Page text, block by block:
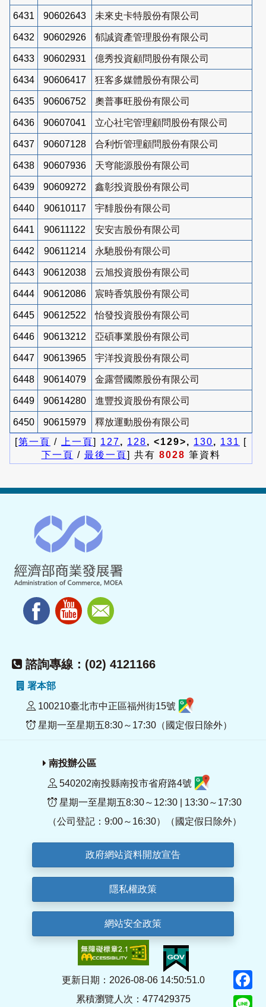
6431 90602643 未來史卡特股份有限公司
6432 90602926 郁誠資產管理股份有限公司
6433 90602931 億秀投資顧問股份有限公司
6434 90606417 狂客多媒體股份有限公司
6435 90606752 奧普事旺股份有限公司
6436 90607041 立心社宅管理顧問股份有限公司
6437 90607128 合利忻管理顧問股份有限公司
6438 90607936 天穹能源股份有限公司
6439 90609272 鑫彰投資股份有限公司
6440 90610117 宇馡股份有限公司
6441 90611122 安安吉股份有限公司
6442 90611214 永馳股份有限公司
6443 90612038 云旭投資股份有限公司
6444 90612086 宸時香筑股份有限公司
6445 90612522 怡發投資股份有限公司
6446 90613212 亞碩事業股份有限公司
6447 90613965 宇洋投資股份有限公司
6448 90614079 金露營國際股份有限公司
6449 90614280 進豐投資股份有限公司
6450 90615979
釋放運動股份有限公司
[第一頁 / 上一頁] 127, 128, <129>, 130, 131
[
下一頁 / 最後一頁] 共有 8028 筆資料
諮詢專線：(02) 4121166
署本部
100210臺北市中正區福州街15號
星期一至星期五8:30～17:30（國定假日除外）
南投辦公區
540202南投縣南投市省府路4號
星期一至星期五8:30～12:30 | 13:30～17:30
（公司登記：9:00～16:30）（國定假日除外）
政府網站資料開放宣告
隱私權政策
網站安全政策
更新日期：2026-08-06 14:50:51.0
累積瀏覽人次：477429375